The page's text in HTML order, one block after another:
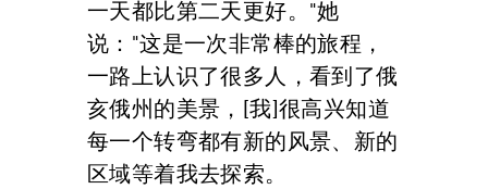
一天都比第二天更好。"她
说："这是一次非常棒的旅程，
一路上认识了很多人，看到了俄
亥俄州的美景，[我]很高兴知道
每一个转弯都有新的风景、新的
区域等着我去探索。